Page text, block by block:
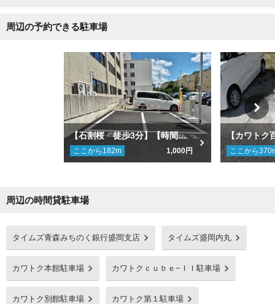
周辺の予約できる駐車場
【石割桜 徒歩3分】【時間貸し併設／ゲート外】タイムズ盛岡内丸駐車場
ここから 182m 1,000円 ここから370
周辺の時間貸駐車場
タイムズ青森みちのく銀行盛岡支店 タイムズ盛岡内丸
カワトク本館駐車場 カワトクｃｕｂｅ−ＩＩ駐車場
カワトク別館駐車場 カワトク第１駐車場